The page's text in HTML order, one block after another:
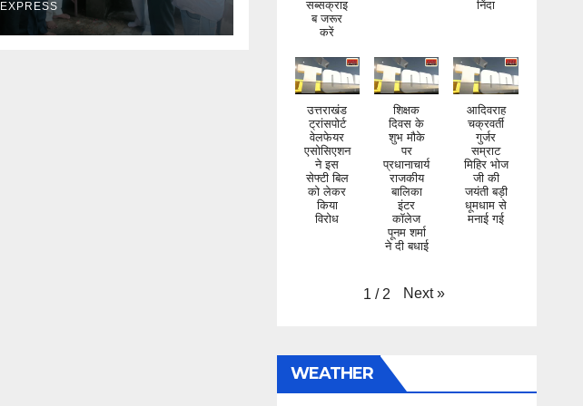
EXPRESS
करें
उत्तराखंड
ट्रांसपोर्ट
वेलफेयर
एसोसिएशन
ने इस
सेफ्टी बिल
को लेकर
किया
विरोध
शिक्षक
दिवस के
शुभ मौके
पर
प्रधानाचार्य
राजकीय
बालिका
इंटर
कॉलेज
पूनम शर्मा
ने दी बधाई
आदिवराह
चक्रवर्ती
गुर्जर
सम्राट
मिहिर भोज
जी की
जयंती बड़ी
धूमधाम से
मनाई गई
WEATHER